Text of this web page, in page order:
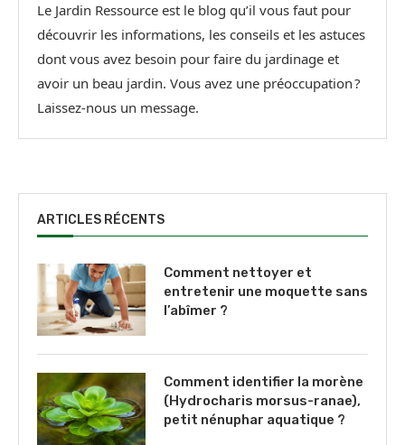
Le Jardin Ressource est le blog qu’il vous faut pour
découvrir les informations, les conseils et les astuces
dont vous avez besoin pour faire du jardinage et
avoir un beau jardin. Vous avez une préoccupation ?
Laissez-nous un message.
ARTICLES RÉCENTS
Comment nettoyer et
entretenir une moquette sans
l’abîmer ?
Comment identifier la morène
(Hydrocharis morsus-ranae),
petit nénuphar aquatique ?